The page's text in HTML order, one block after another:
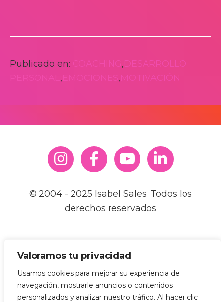
Valoramos tu privacidad
Usamos cookies para mejorar su experiencia de
navegación, mostrarle anuncios o contenidos
personalizados y analizar nuestro tráfico. Al hacer clic
Publicado en: COACHING,DESARROLLO
, EMOCIONES,MOTIVACIÓN
© 2004 - 2025 Isabel Sales. Todos los
derechos reservados
Prohibida la reproducción total o parcial de cualquier
contenido de esta página web, incluyendo textos, logos,